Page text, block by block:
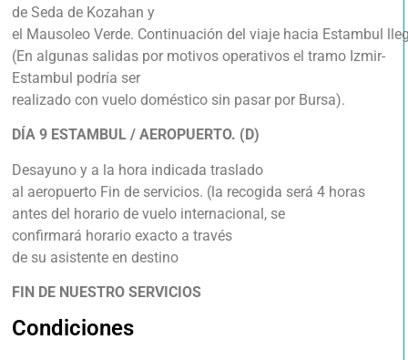
de Seda de Kozahan y
el Mausoleo Verde. Continuación del viaje hacia Estambul
(En algunas salidas por motivos operativos el tramo Izmir-
Estambul podría ser
realizado con vuelo doméstico sin pasar por Bursa).
DÍA 9 ESTAMBUL / AEROPUERTO. (D)
Desayuno y a la hora indicada traslado
al aeropuerto Fin de servicios. (la recogida será 4 horas
antes del horario de vuelo internacional, se
confirmará horario exacto a través
de su asistente en destino
FIN DE NUESTRO SERVICIOS
Condiciones